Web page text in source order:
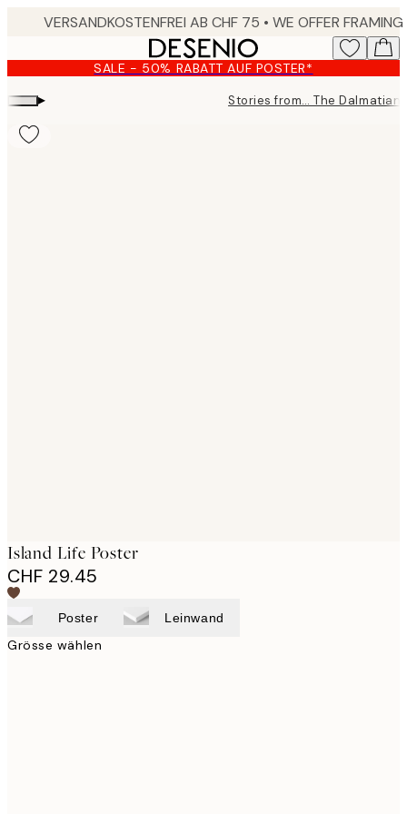
content.
SALE - 50% RABATT AUF POSTER*
▸ Stories from… The Dalmatian
Island Life Poster
CHF 29.45
Poster Leinwand
Grösse wählen